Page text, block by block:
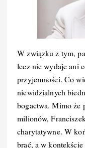
W związku z tym,
lecz nie wydaje ani
przyjemności. Co
niewidzialnych
bogactwa. Mimo że
milionów,
charytatywne. W
brać, a w